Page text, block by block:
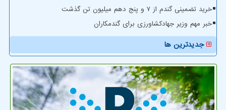
خرید تضمینی گندم از ۷ و پنج دهم میلیون تن گذشت
خبر مهم وزیر جهادکشاورزی برای گندمکاران
جدیدترین ها